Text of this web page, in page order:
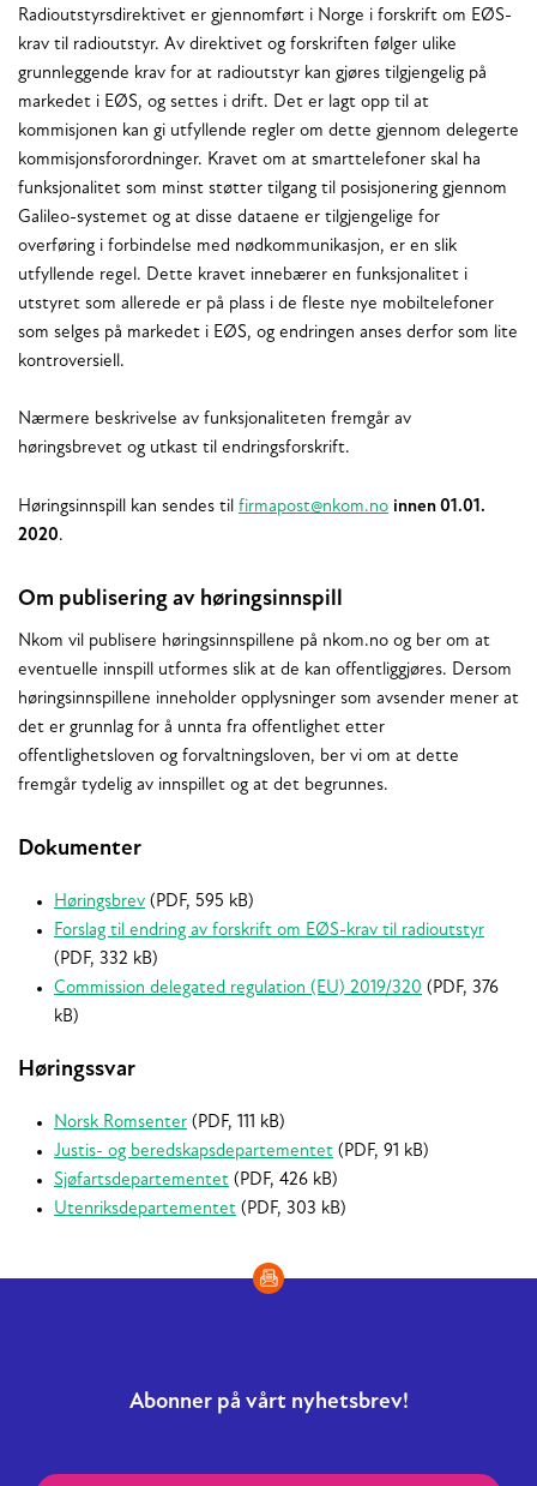
Radioutstyrsdirektivet er gjennomført i Norge i forskrift om EØS-
krav til radioutstyr. Av direktivet og forskriften følger ulike
grunnleggende krav for at radioutstyr kan gjøres tilgjengelig på
markedet i EØS, og settes i drift. Det er lagt opp til at
kommisjonen kan gi utfyllende regler om dette gjennom delegerte
kommisjonsforordninger. Kravet om at smarttelefoner skal ha
funksjonalitet som minst støtter tilgang til posisjonering gjennom
Galileo-systemet og at disse dataene er tilgjengelige for
overføring i forbindelse med nødkommunikasjon, er en slik
utfyllende regel. Dette kravet innebærer en funksjonalitet i
utstyret som allerede er på plass i de fleste nye mobiltelefoner
som selges på markedet i EØS, og endringen anses derfor som lite
kontroversiell.
Nærmere beskrivelse av funksjonaliteten fremgår av
høringsbrevet og utkast til endringsforskrift.
Høringsinnspill kan sendes til firmapost@nkom.no innen 01.01.
2020.
Om publisering av høringsinnspill
Nkom vil publisere høringsinnspillene på nkom.no og ber om at
eventuelle innspill utformes slik at de kan offentliggjøres. Dersom
høringsinnspillene inneholder opplysninger som avsender mener at
det er grunnlag for å unnta fra offentlighet etter
offentlighetsloven og forvaltningsloven, ber vi om at dette
fremgår tydelig av innspillet og at det begrunnes.
Dokumenter
Høringsbrev (PDF, 595 kB)
Forslag til endring av forskrift om EØS-krav til radioutstyr
(PDF, 332 kB)
Commission delegated regulation (EU) 2019/320 (PDF, 376
kB)
Høringssvar
Norsk Romsenter (PDF, 111 kB)
Justis- og beredskapsdepartementet (PDF, 91 kB)
Sjøfartsdepartementet (PDF, 426 kB)
Utenriksdepartementet (PDF, 303 kB)
Abonner på vårt nyhetsbrev!